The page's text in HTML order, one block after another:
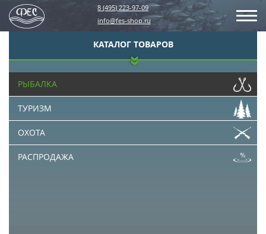
8 (495) 223-97-09
info@fes-shop.ru
КАТАЛОГ ТОВАРОВ
РЫБАЛКА
ТУРИЗМ
ОХОТА
РАСПРОДАЖА